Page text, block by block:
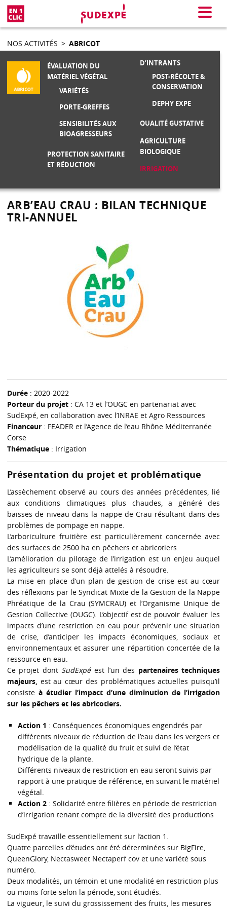
Menu
NOS ACTIVITÉS > ABRICOT
ÉVALUATION DU
MATÉRIEL VÉGÉTAL
VARIÉTÉS
PORTE-GREFFES
SENSIBILITÉS AUX
BIOAGRESSEURS
PROTECTION SANITAIRE
ET RÉDUCTION
D’INTRANTS
POST-RÉCOLTE &
CONSERVATION
DEPHY EXPE
QUALITÉ GUSTATIVE
AGRICULTURE
BIOLOGIQUE
IRRIGATION
ARB’EAU CRAU : BILAN TECHNIQUE
TRI-ANNUEL
Durée : 2020-2022
Porteur du projet : CA 13 et l’OUGC en partenariat avec
SudExpé, en collaboration avec l’INRAE et Agro Ressources
Financeur : FEADER et l’Agence de l’eau Rhône Méditerranée
Corse
Thématique : Irrigation
Présentation du projet et problématique
L’assèchement observé au cours des années précédentes, lié
aux conditions climatiques plus chaudes, a généré des
baisses de niveau dans la nappe de Crau résultant dans des
problèmes de pompage en nappe.
L’arboriculture fruitière est particulièrement concernée avec
des surfaces de 2500 ha en pêchers et abricotiers.
L’amélioration du pilotage de l’irrigation est un enjeu auquel
les agriculteurs se sont déjà attelés à résoudre.
La mise en place d’un plan de gestion de crise est au cœur
des réflexions par le Syndicat Mixte de la Gestion de la Nappe
Phréatique de la Crau (SYMCRAU) et l’Organisme Unique de
Gestion Collective (OUGC). L’objectif est de pouvoir évaluer les
impacts d’une restriction en eau pour prévenir une situation
de crise, d’anticiper les impacts économiques, sociaux et
environnementaux et assurer une répartition concertée de la
ressource en eau.
Ce projet dont SudExpéest l’un des partenaires techniques
majeurs, est au cœur des problématiques actuelles puisqu’il
consiste à étudier l’impact d’une diminution de l’irrigation
sur les pêchers et les abricotiers.
Action 1 : Conséquences économiques engendrés par
différents niveaux de réduction de l’eau dans les vergers et
modélisation de la qualité du fruit et suivi de l’état
hydrique de la plante.
Différents niveaux de restriction en eau seront suivis par
rapport à une pratique de référence, en suivant le matériel
végétal.
Action 2 : Solidarité entre filières en période de restriction
d’irrigation tenant compte de la diversité des productions
SudExpé travaille essentiellement sur l’action 1.
Quatre parcelles d’études ont été déterminées sur BigFire,
QueenGlory, Nectasweet Nectaperf cov et une variété sous
numéro.
Deux modalités, un témoin et une modalité en restriction plus
ou moins forte selon la période, sont étudiés.
La vigueur, le suivi du grossissement des fruits, les mesures